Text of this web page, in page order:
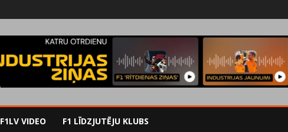
F1LV VIDEO F1 LĪDZJUTĒJU KLUBS